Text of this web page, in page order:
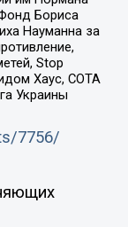
Бориса
Науманна за
Stop
Хаус, СОТА
Украины
7756/